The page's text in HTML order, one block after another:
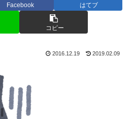
Facebook はてブ
コピー
2016.12.19 2019.02.09